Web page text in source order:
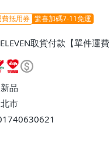
費抵用券 驚喜加碼7-11免運
取貨付款【單件運
消費滿$1298免運費】、7-
款【免運費】、萊爾富取
$60、滿5件或消費滿
】、宅配/貨運【單件運費
品
市